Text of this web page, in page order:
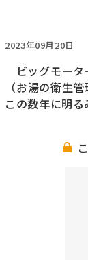
2023年09月20日
ビッグモータ
（お湯の衛生
この数年に明